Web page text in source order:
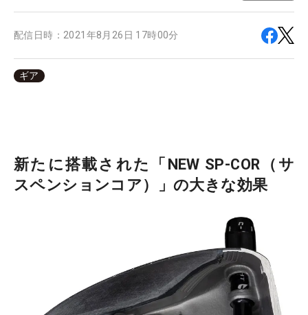
配信日時： 2021年8月26日 17時00分
ギア
新たに搭載された「NEW SP-COR（サ
スペンションコア）」の大きな効果